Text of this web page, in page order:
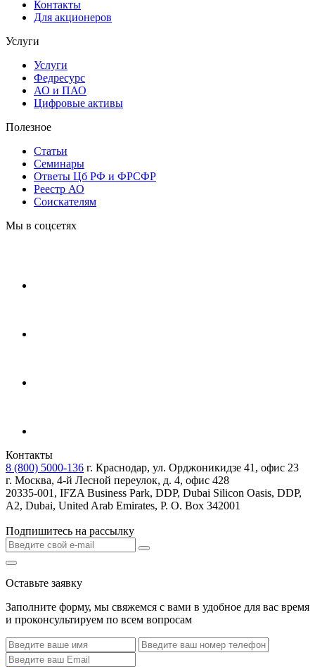
Контакты
Для акционеров
Услуги
Услуги
Федресурс
АО и ПАО
Цифровые активы
Полезное
Статьи
Cеминары
Ответы Цб РФ и ФРСФР
Реестр АО
Соискателям
Мы в соцсетях
Контакты
8 (800) 5000-136 г. Краснодар, ул. Орджоникидзе 41, офис 23
г. Москва, 4-й Лесной переулок, д. 4, офис 428
20335-001, IFZA Business Park, DDP, Dubai Silicon Oasis, DDP,
A2, Dubai, United Arab Emirates, P. O. Box 342001
Подпишитесь на рассылку
Оставьте заявку
Заполните форму, мы свяжемся с вами в удобное для вас время
и проконсультируем по всем вопросам